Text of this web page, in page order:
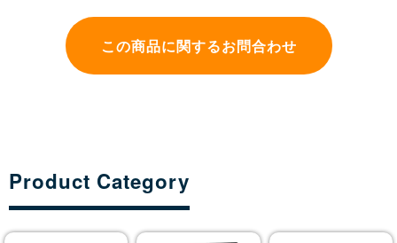
この商品に関するお問合わせ
Product Category